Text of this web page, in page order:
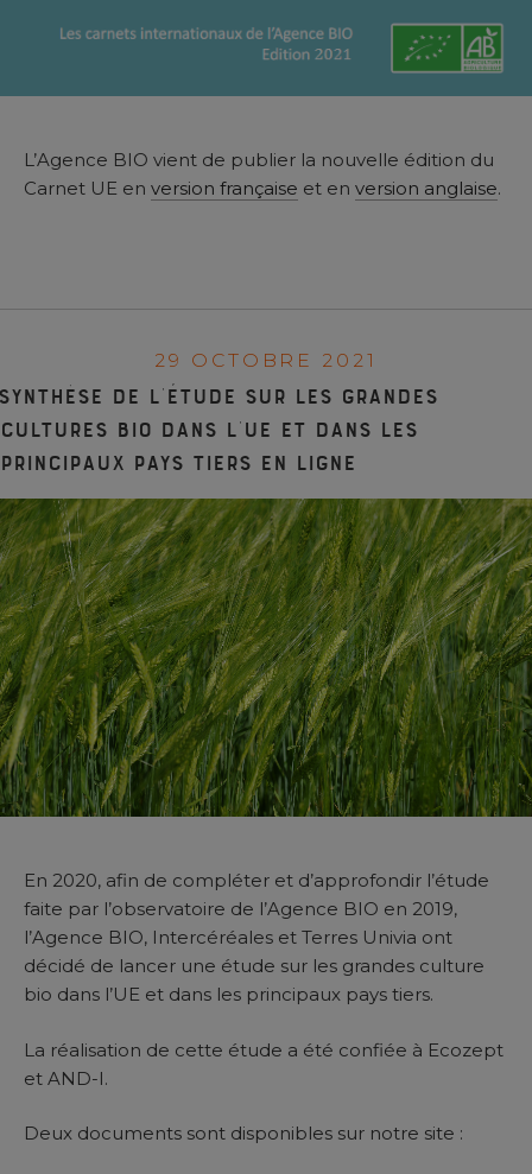
L’Agence BIO vient de publier la nouvelle édition du
Carnet UE en version française et en version anglaise.
29 OCTOBRE 2021
de l’étude sur les grandes
cultures bio dans l’UE et dans les
principaux pays tiers en ligne
En 2020, afin de compléter et d’approfondir l’étude
faite par l’observatoire de l’Agence BIO en 2019,
l’Agence BIO, Intercéréales et Terres Univia ont
décidé de lancer une étude sur les grandes culture
bio dans l’UE et dans les principaux pays tiers.
La réalisation de cette étude a été confiée à Ecozept
et AND-I.
Deux documents sont disponibles sur notre site :